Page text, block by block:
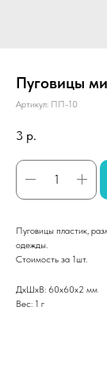
Пуговицы
Артикул: ПП-10
3 р.
Пуговицы пластик,
одежды.
Стоимость за 1шт.
ДxШxВ: 60x60x2 мм
Вес: 1 г